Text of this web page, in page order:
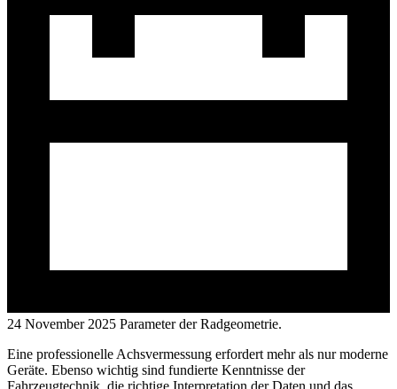
24 November 2025 Parameter der Radgeometrie.
Eine professionelle Achsvermessung erfordert mehr als nur moderne
Geräte. Ebenso wichtig sind fundierte Kenntnisse der
Fahrzeugtechnik, die richtige Interpretation der Daten und das